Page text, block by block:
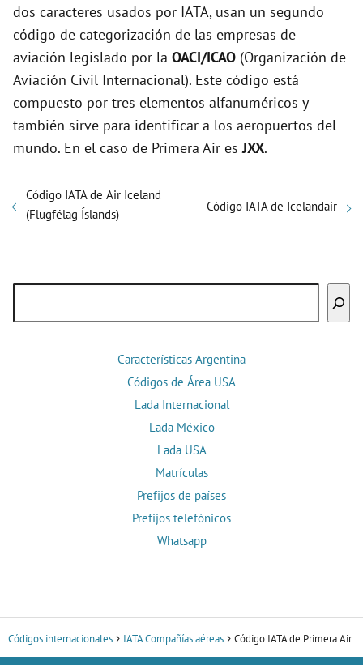
dos caracteres usados por IATA, usan un segundo
código de categorización de las empresas de
aviación legislado por la OACI/ICAO (Organización de
Aviación Civil Internacional). Este código está
compuesto por tres elementos alfanuméricos y
también sirve para identificar a los aeropuertos del
mundo. En el caso de Primera Air esJXX.
Código IATA de Air Iceland
(Flugfélag Íslands)
Código IATA de Icelandair
Características Argentina
Códigos de Área USA
Lada Internacional
Lada México
Lada USA
Matrículas
Prefijos de países
Prefijos telefónicos
Whatsapp
Códigos internacionales IATA Compañías aéreas Código IATA de Primera Air